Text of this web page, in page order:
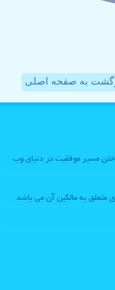
به صفحه اصلی
مسیر موفقیت در دنیای وب